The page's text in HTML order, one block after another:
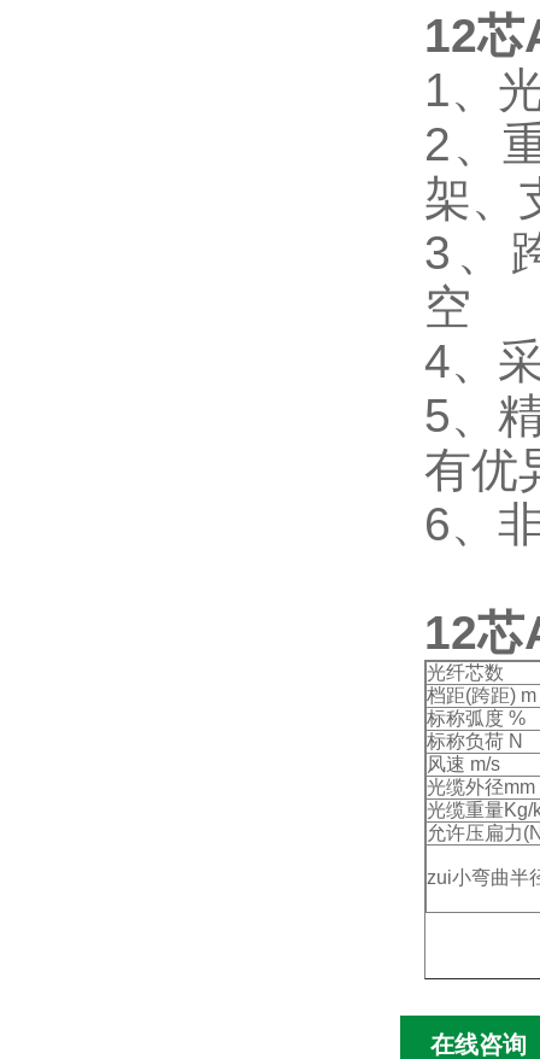
12芯
1、
2、
架、
3、
4、
5、
有优
6、
12芯
光纤芯数
档距(跨距) m
标称弧度 %
标称负荷 N
风速 m/s
光缆外径mm
光缆重量Kg/
允许压扁力
zui小弯曲半
在线咨询